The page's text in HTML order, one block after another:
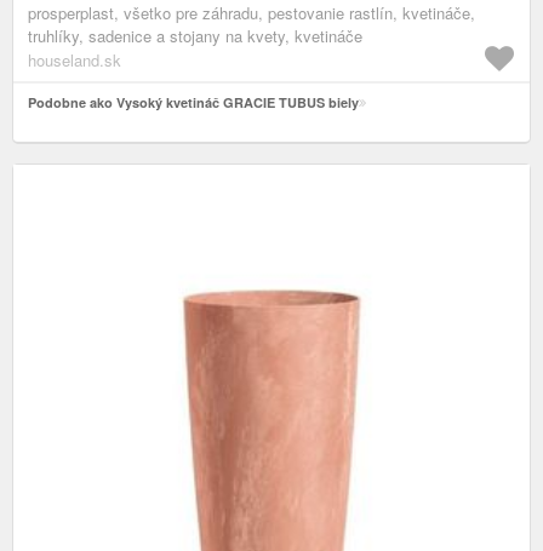
prosperplast, všetko pre záhradu, pestovanie rastlín, kvetináče,
truhlíky, sadenice a stojany na kvety, kvetináče
houseland.sk
Podobne ako Vysoký kvetináč GRACIE TUBUS biely